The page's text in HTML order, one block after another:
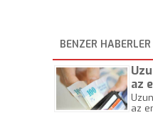
BENZER HABERLER
az
az